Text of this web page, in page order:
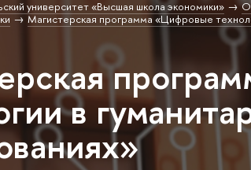
университет «Высшая школа экономики»
Магистерская программа «Цифровые
в